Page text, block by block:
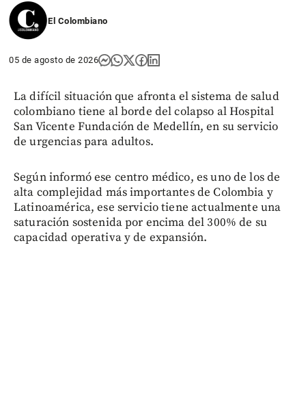
El Colombiano
05 de agosto de 2026
La difícil situación que afronta el sistema de salud
colombiano tiene al borde del colapso al Hospital
San Vicente Fundación de Medellín, en su servicio
de urgencias para adultos.
Según informó ese centro médico, es uno de los de
alta complejidad más importantes de Colombia y
Latinoamérica, ese servicio tiene actualmente una
saturación sostenida por encima del 300% de su
capacidad operativa y de expansión.